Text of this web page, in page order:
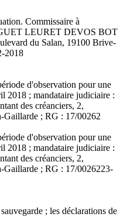
Commissaire à
LEURET DEVOS BOT
du Salan, 19100 Brive-
2018
d'observation pour une
2018 ; mandataire judiciaire :
des créanciers, 2,
Gaillarde ; RG : 17/00262
d'observation pour une
2018 ; mandataire judiciaire :
des créanciers, 2,
Gaillarde ; RG : 17/0026223-
; les déclarations de